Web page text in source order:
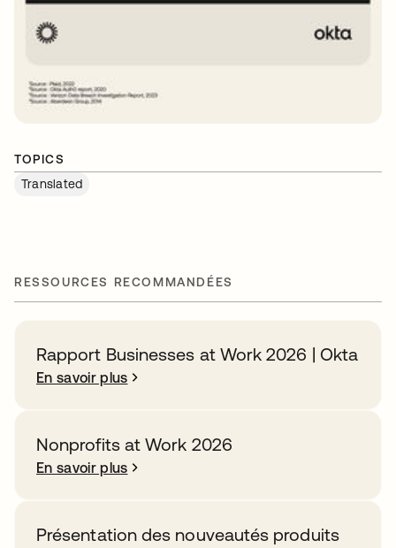
TOPICS
Translated
RESSOURCES RECOMMANDÉES
Rapport Businesses at Work 2026 | Okta
En savoir plus
Nonprofits at Work 2026
En savoir plus
Présentation des nouveautés produits